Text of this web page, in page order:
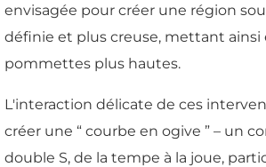
envisagée pour créer une région
définie et plus creuse, mettant ainsi
pommettes plus hautes.
L'interaction délicate de ces
créer une “ courbe en ogive ” – un
double S, de la tempe à la joue,